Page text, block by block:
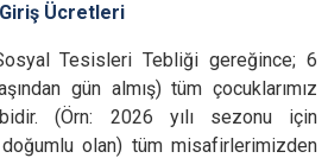
Giriş Ücretleri
Tesisleri Tebliği gereğince; 6
gün almış) tüm çocuklarımız
(Örn: 2026 yılı sezonu için
olan) tüm misafirlerimizden